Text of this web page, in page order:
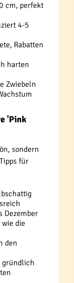
cm, perfekt
4-5
Rabatten
harten
Zwiebeln
'Pink
sondern
für
Dezember
die
den
gründlich